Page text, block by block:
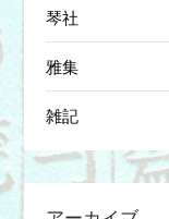
琴社
雅集
雑記